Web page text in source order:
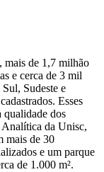
mais de 1,7 milhão
e cerca de 3 mil
Sudeste e
Esses
qualidade dos
da Unisc,
mais de 30
e um parque
de 1.000 m².